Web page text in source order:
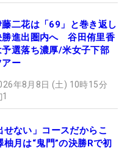
藤二花は「69」と巻き返し
勝進出圏内へ 谷田侑里香
予選落ち濃厚/米女子下部
アー
年8月8日 (土) 10時15分
1
せない」コースだからこ
月は“鬼門”の決勝Rで初